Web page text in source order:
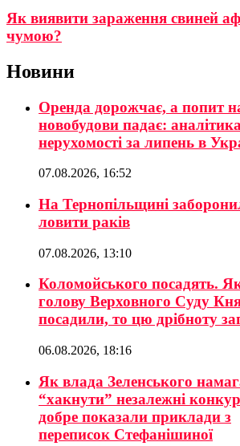
Як виявити зараження свиней
чумою?
Новини
Оренда дорожчає, а попит
новобудови падає:
нерухомості за липень в
07.08.2026, 16:52
На Тернопільщині
ловити раків
07.08.2026, 13:10
Коломойського посадять.
голову Верховного Суду
посадили, то цю дрібноту
06.08.2026, 18:16
Як влада Зеленського
“хакнути” незалежні
добре показали приклади з
переписок Стефанішиної